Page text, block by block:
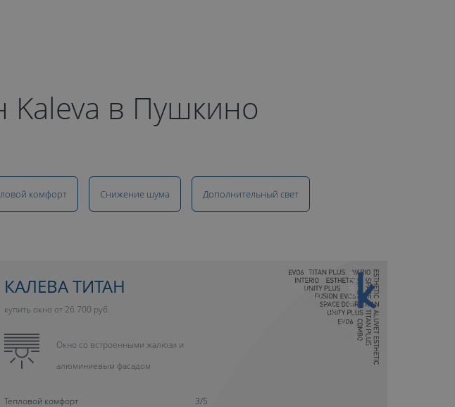
в Пушкино
комфорт Снижение шума Дополнительный свет
10 ЛЕТ ГАРАНТИИ
КАЛЕВА ТИТАН
купить окно от 26 700 руб.
Окно со встроенными жалюзи и
алюминиевым фасадом
Тепловой комфорт 3/5